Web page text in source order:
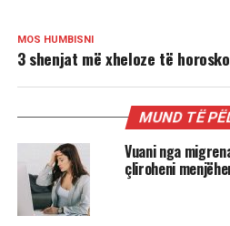
MOS HUMBISNI
3 shenjat më xheloze të
MUND TË
Vuani nga
çliroheni